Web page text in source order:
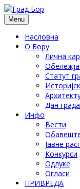
Menu
Насловна
О Бору
Лична
Статут
Дан града
Инфо
Вести
Јавне
Конкурси
Одлуке
Огласи
ПРИВРЕДА